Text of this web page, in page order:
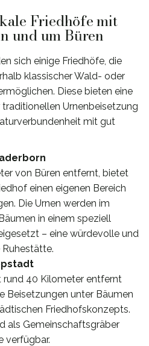
Friedhöfe mit
und um Büren
sich einige Friedhöfe, die
klassischer Wald- oder
Diese bieten eine
Urnenbeisetzung
mit gut
von Büren entfernt, bietet
einen eigenen Bereich
Die Urnen werden im
in einem speziell
– eine würdevolle und
rund 40 Kilometer entfernt
Beisetzungen unter Bäumen
Friedhofskonzepts.
als Gemeinschaftsgräber
verfügbar.